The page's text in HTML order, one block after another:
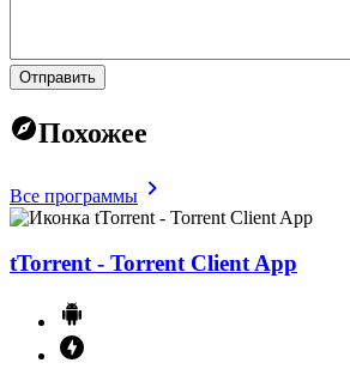
Отправить
Похожее
Все программы
tTorrent - Torrent Client App